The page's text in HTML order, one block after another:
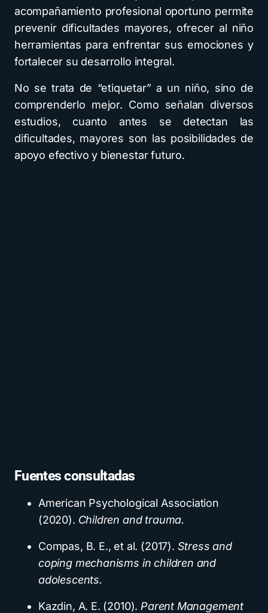
acompañamiento profesional oportuno permite
prevenir dificultades mayores, ofrecer al niño
herramientas para enfrentar sus emociones y
fortalecer su desarrollo integral.
No se trata de “etiquetar” a un niño, sino de
comprenderlo mejor. Como señalan diversos
estudios, cuanto antes se detectan las
dificultades, mayores son las posibilidades de
apoyo efectivo y bienestar futuro.
Fuentes consultadas
American Psychological Association
(2020). Children and trauma.
Compas, B. E., et al. (2017). Stress and
coping mechanisms in children and
adolescents.
Kazdin, A. E. (2010). Parent Management